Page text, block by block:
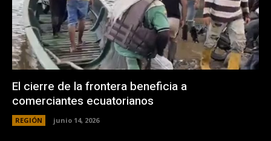
El cierre de la frontera beneficia a
comerciantes ecuatorianos
REGIÓN junio 14, 2026